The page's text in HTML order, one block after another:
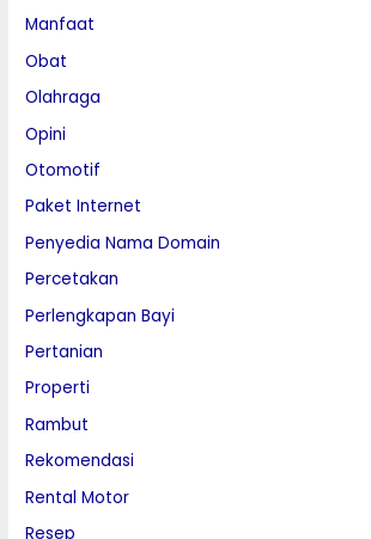
Manfaat
Obat
Olahraga
Opini
Otomotif
Paket Internet
Penyedia Nama Domain
Percetakan
Perlengkapan Bayi
Pertanian
Properti
Rambut
Rekomendasi
Rental Motor
Resep